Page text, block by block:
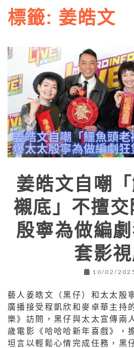
標籤: 姜皓文
姜皓文自嘲
襯底」不擅
殷寧為做編
套影
10/02/
藝人姜皓文（黑仔）和太太殷
廣播接受程凱欣和麥卓華主持
樂》訪問，黑仔與太太宣傳兩
歲電影《哈哈哈新年喜戲》，
坦言以輕鬆心情完成任務，黑